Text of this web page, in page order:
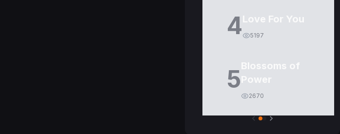
4Love For You
5197
5Blossoms of
Power
2670